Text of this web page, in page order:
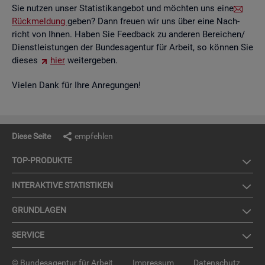
Sie nut­zen unser Sta­tis­tik­an­ge­bot und möch­ten uns eine
Rück­mel­dung geben? Dann freu­en wir uns über eine Nach­
richt von Ihnen. Haben Sie Feed­back zu an­de­ren Be­rei­chen/
Dienst­leis­tun­gen der Bun­des­agen­tur für Ar­beit, so kön­nen Sie
die­ses
hier wei­ter­ge­ben.
Vie­len Dank für Ihre An­re­gun­gen!
Diese Seite empfehlen
TOP-PRO­DUK­TE
IN­TER­AK­TI­VE STA­TIS­TI­KEN
GRUND­LA­GEN
SER­VICE
© Bundesagentur für Arbeit Impressum Datenschutz